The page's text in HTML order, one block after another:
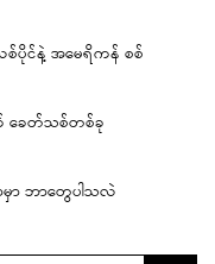
စ်ပိုင်နဲ့ အမေရိကန် စစ်
ခေတ်သစ်တစ်ခု
မှာ ဘာတွေပါသလဲ